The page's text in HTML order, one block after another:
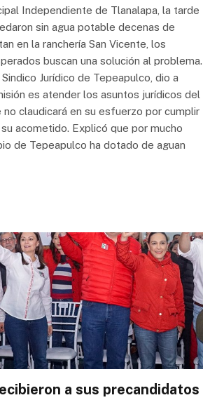
Independiente de Tlanalapa, la tarde
sin agua potable decenas de
en la ranchería San Vicente, los
buscan una solución al problema.
Jurídico de Tepeapulco, dio a
es atender los asuntos jurídicos del
no claudicará en su esfuerzo por cumplir
acometido. Explicó que por mucho
de Tepeapulco ha dotado de aguan
a sus precandidatos